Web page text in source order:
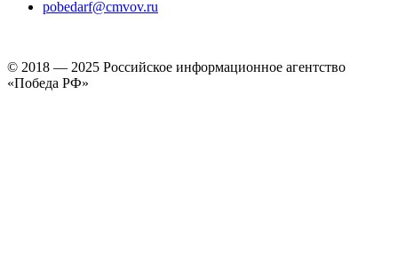
pobedarf@cmvov.ru
© 2018 — 2025 Российское информационное агентство
«Победа РФ»